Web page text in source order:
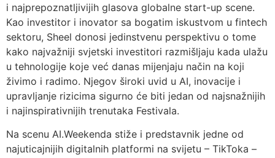
i najprepoznatljivijih glasova globalne start-up scene.
Kao investitor i inovator sa bogatim iskustvom u fintech
sektoru, Sheel donosi jedinstvenu perspektivu o tome
kako najvažniji svjetski investitori razmišljaju kada ulažu
u tehnologije koje već danas mijenjaju način na koji
živimo i radimo. Njegov široki uvid u AI, inovacije i
upravljanje rizicima sigurno će biti jedan od najsnažnijih
i najinspirativnijih trenutaka Festivala.
Na scenu AI.Weekenda stiže i predstavnik jedne od
najuticajnijih digitalnih platformi na svijetu – TikToka –